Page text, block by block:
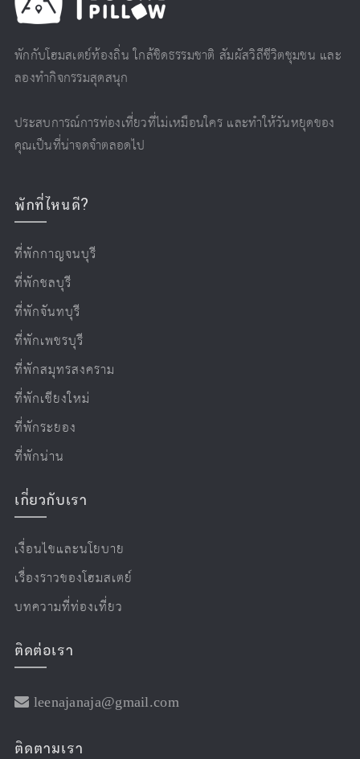
พักกับโฮมสเตย์ท้องถิ่น ใกล้ชิดธรรมชาติ สัมผัสวิถีชีวิตชุมชน และ
ลองทำกิจกรรมสุดสนุก
ประสบการณ์การท่องเที่ยวที่ไม่เหมือนใคร และทำให้วันหยุดของ
คุณเป็นที่น่าจดจำตลอดไป
พักที่ไหนดี?
ที่พักกาญจนบุรี
ที่พักชลบุรี
ที่พักจันทบุรี
ที่พักเพชรบุรี
ที่พักสมุทรสงคราม
ที่พักเชียงใหม่
ที่พักระยอง
ที่พักน่าน
เกี่ยวกับเรา
เงื่อนไขและนโยบาย
เรื่องราวของโฮมสเตย์
บทความที่ท่องเที่ยว
ติดต่อเรา
leenajanaja@gmail.com
ติดตามเรา